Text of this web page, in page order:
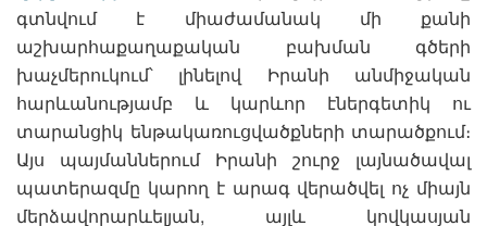
գտնվում է միաժամանակ մի քանի
աշխարհաքաղաքական բախման գծերի
խաչմերուկում՝ լինելով Իրանի անմիջական
հարևանությամբ և կարևոր էներգետիկ ու
տարանցիկ ենթակառուցվածքների տարածքում։
Այս պայմաններում Իրանի շուրջ լայնածավալ
պատերազմը կարող է արագ վերածվել ոչ միայն
մերձավորարևելյան, այլև կովկասյան